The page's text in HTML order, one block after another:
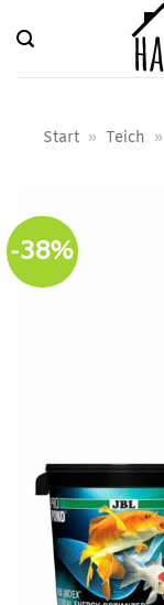
Inhalt
springen
Start » Teich »
-38%